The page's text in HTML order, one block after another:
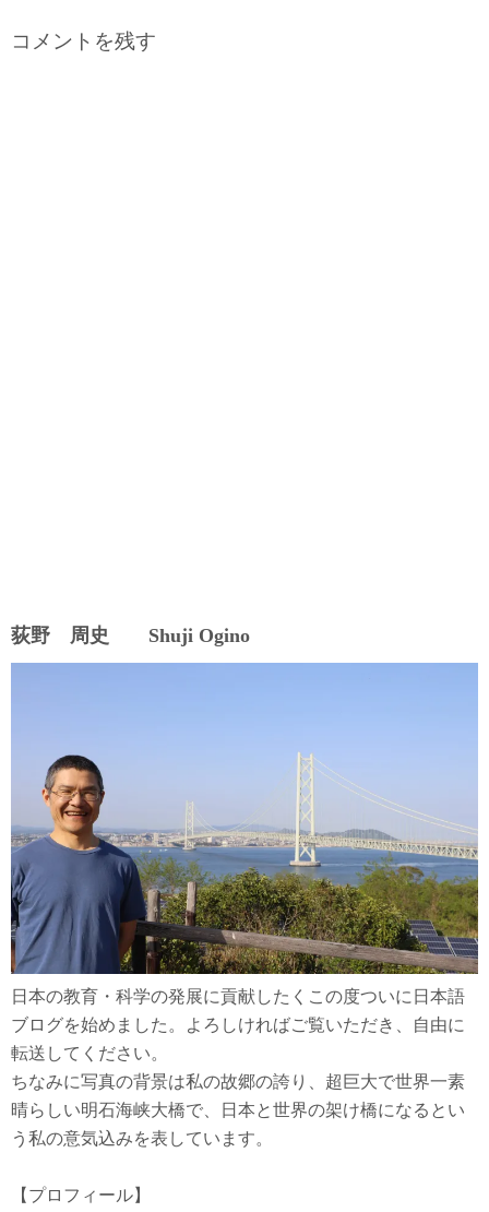
コメントを残す
荻野 周史 Shuji Ogino
日本の教育・科学の発展に貢献したくこの度ついに日本語
ブログを始めました。よろしければご覧いただき、自由に
転送してください。
ちなみに写真の背景は私の故郷の誇り、超巨大で世界一素
晴らしい明石海峡大橋で、日本と世界の架け橋になるとい
う私の意気込みを表しています。
【プロフィール】